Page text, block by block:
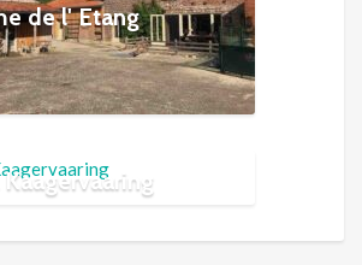
de l' Etang